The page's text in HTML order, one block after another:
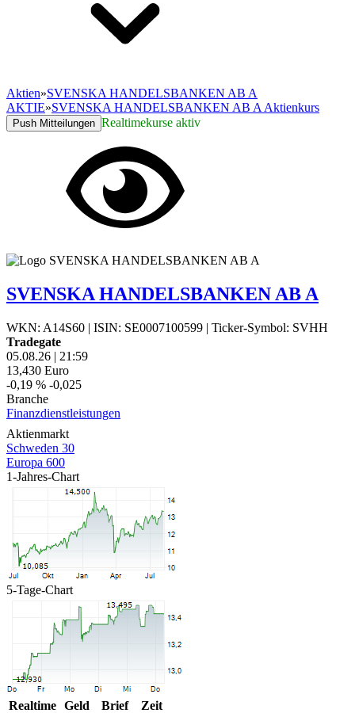
Aktien»SVENSKA HANDELSBANKEN AB A
AKTIE»SVENSKA HANDELSBANKEN AB A Aktienkurs
Push Mitteilungen Realtimekurse aktiv
SVENSKA HANDELSBANKEN AB A
WKN: A14S60 | ISIN: SE0007100599 | Ticker-Symbol: SVHH
Tradegate
05.08.26 | 21:59
13,430 Euro
-0,19 % -0,025
Branche
Finanzdienstleistungen
Aktienmarkt
Schweden 30
Europa 600
1-Jahres-Chart
5-Tage-Chart
Realtime Geld Brief
Zeit